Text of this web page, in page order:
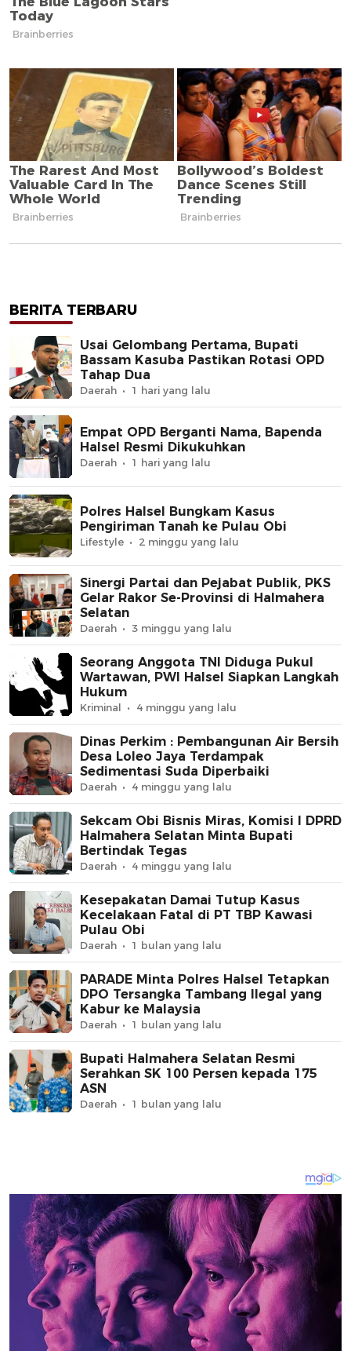
BERITA TERBARU
Usai Gelombang Pertama, Bupati
Bassam Kasuba Pastikan Rotasi OPD
Tahap Dua
Daerah 1 hari yang lalu
Empat OPD Berganti Nama, Bapenda
Halsel Resmi Dikukuhkan
Daerah 1 hari yang lalu
Polres Halsel Bungkam Kasus
Pengiriman Tanah ke Pulau Obi
Lifestyle 2 minggu yang lalu
Sinergi Partai dan Pejabat Publik, PKS
Gelar Rakor Se-Provinsi di Halmahera
Selatan
Daerah 3 minggu yang lalu
Seorang Anggota TNI Diduga Pukul
Wartawan, PWI Halsel Siapkan Langkah
Hukum
Kriminal 4 minggu yang lalu
Dinas Perkim : Pembangunan Air Bersih
Desa Loleo Jaya Terdampak
Sedimentasi Suda Diperbaiki
Daerah 4 minggu yang lalu
Sekcam Obi Bisnis Miras, Komisi I DPRD
Halmahera Selatan Minta Bupati
Bertindak Tegas
Daerah 4 minggu yang lalu
Kesepakatan Damai Tutup Kasus
Kecelakaan Fatal di PT TBP Kawasi
Pulau Obi
Daerah 1 bulan yang lalu
PARADE Minta Polres Halsel Tetapkan
DPO Tersangka Tambang Ilegal yang
Kabur ke Malaysia
Daerah 1 bulan yang lalu
Bupati Halmahera Selatan Resmi
Serahkan SK 100 Persen kepada 175
ASN
Daerah 1 bulan yang lalu